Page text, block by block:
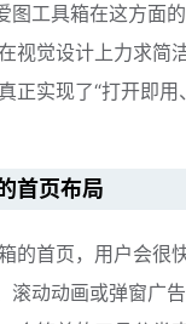
图工具箱在这方面
视觉设计上力求简
正实现了“打开即用
首页布局
的首页，用户会很
滚动动画或弹窗广